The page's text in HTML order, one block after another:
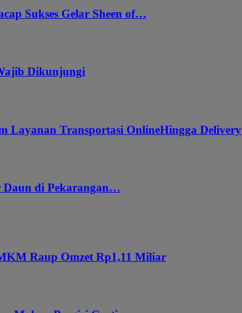
Sukses Gelar Sheen of…
Dikunjungi
Layanan Transportasi OnlineHingga Delivery
Daun di Pekarangan…
Raup Omzet Rp1,11 Miliar